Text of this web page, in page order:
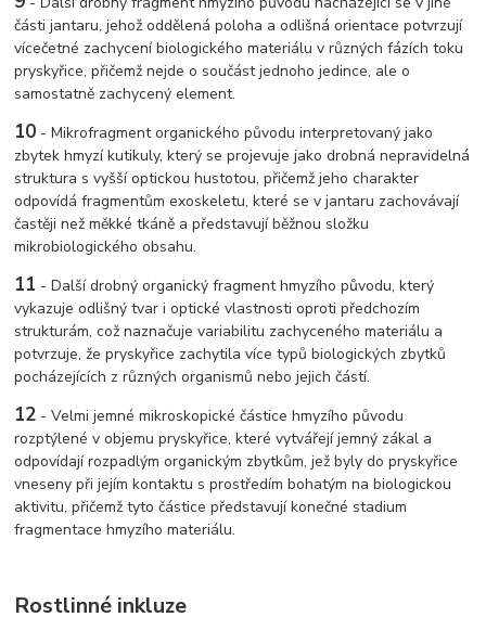
části jantaru, jehož oddělená poloha a odlišná orientace potvrzují
vícečetné zachycení biologického materiálu v různých fázích toku
pryskyřice, přičemž nejde o součást jednoho jedince, ale o
samostatně zachycený element.
10 -Mikrofragment organického původu interpretovaný jako
zbytek hmyzí kutikuly, který se projevuje jako drobná nepravidelná
struktura s vyšší optickou hustotou, přičemž jeho charakter
odpovídá fragmentům exoskeletu, které se v jantaru zachovávají
častěji než měkké tkáně a představují běžnou složku
mikrobiologického obsahu.
11 -Další drobný organický fragment hmyzího původu, který
vykazuje odlišný tvar i optické vlastnosti oproti předchozím
strukturám, což naznačuje variabilitu zachyceného materiálu a
potvrzuje, že pryskyřice zachytila více typů biologických zbytků
pocházejících z různých organismů nebo jejich částí.
12 -Velmi jemné mikroskopické částice hmyzího původu
rozptýlené v objemu pryskyřice, které vytvářejí jemný zákal a
odpovídají rozpadlým organickým zbytkům, jež byly do pryskyřice
vneseny při jejím kontaktu s prostředím bohatým na biologickou
aktivitu, přičemž tyto částice představují konečné stadium
fragmentace hmyzího materiálu.
Rostlinné inkluze